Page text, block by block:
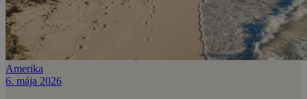
Amerika
6. mája 2026